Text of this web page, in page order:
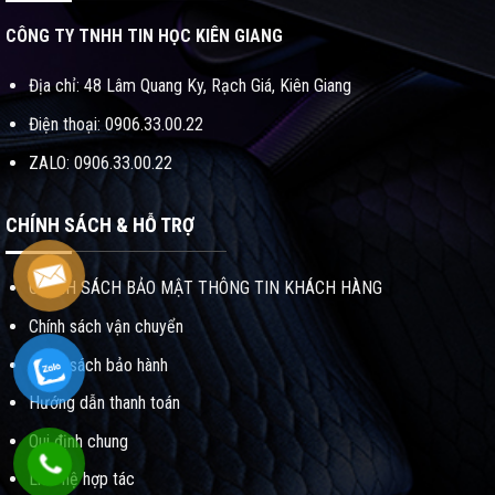
CÔNG TY TNHH TIN HỌC KIÊN GIANG
Địa chỉ: 48 Lâm Quang Ky, Rạch Giá, Kiên Giang
Điện thoại: 0906.33.00.22
ZALO: 0906.33.00.22
CHÍNH SÁCH & HỖ TRỢ
CHÍNH SÁCH BẢO MẬT THÔNG TIN KHÁCH HÀNG
Chính sách vận chuyển
Chính sách bảo hành
Hướng dẫn thanh toán
Qui định chung
Liên hệ hợp tác